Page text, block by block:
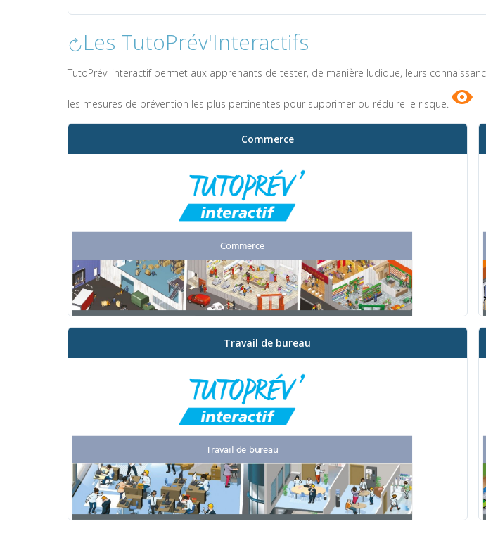
Les TutoPrév'Interactifs
TutoPrév' interactif permet aux apprenants de tester, de manière ludique, leurs
les mesures de prévention les plus pertinentes pour supprimer ou réduire le risque.
Commerce
Travail de bureau